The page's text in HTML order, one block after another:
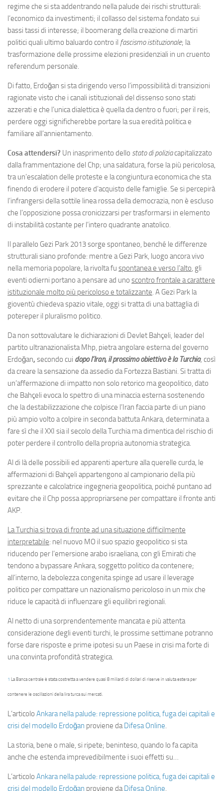
regime che si sta addentrando nella palude dei rischi strutturali:
l’economico da investimenti; il collasso del sistema fondato sui
bassi tassi di interesse; il boomerang della creazione di martiri
politici quali ultimo baluardo contro il fascismo istituzionale; la
trasformazione delle prossime elezioni presidenziali in un cruento
referendum personale.
Di fatto, Erdoğan si sta dirigendo verso l’impossibilità di transizioni
ragionate visto che i canali istituzionali del dissenso sono stati
azzerati e che l’unica dialettica è quella da dentro o fuori; per il reis,
perdere oggi significherebbe portare la sua eredità politica e
familiare all’annientamento.
Cosa attendersi? Un inasprimento dello stato di poliziacapitalizzato
dalla frammentazione del Chp; una saldatura, forse la più pericolosa,
tra un’escalation delle proteste e la congiuntura economica che sta
finendo di erodere il potere d’acquisto delle famiglie. Se si percepirà
l’infrangersi della sottile linea rossa della democrazia, non è escluso
che l’opposizione possa cronicizzarsi per trasformarsi in elemento
di instabilità costante per l’intero quadrante anatolico.
Il parallelo Gezi Park 2013 sorge spontaneo, benché le differenze
strutturali siano profonde: mentre a Gezi Park, luogo ancora vivo
nella memoria popolare, la rivolta fu spontanea e verso l’alto, gli
eventi odierni portano a pensare ad uno scontro frontale a carattere
istituzionale molto più pericoloso e totalizzante. A Gezi Park la
gioventù chiedeva spazio vitale, oggi si tratta di una battaglia di
potereper il pluralismo politico.
Da non sottovalutare le dichiarazioni di Devlet Bahçeli, leader del
partito ultranazionalista Mhp, pietra angolare esterna del governo
Erdoğan, secondo cui dopo l’Iran, il prossimo obiettivo è la Turchia, così
da creare la sensazione da assedio da Fortezza Bastiani. Si tratta di
un’affermazione di impatto non solo retorico ma geopolitico, dato
che Bahçeli evoca lo spettro di una minaccia esterna sostenendo
che la destabilizzazione che colpisce l’Iran faccia parte di un piano
più ampio volto a colpire in seconda battuta Ankara, determinata a
fare sì che il XXI sia il secolo della Turchia ma dimentica del rischio di
poter perdere il controllo della propria autonomia strategica.
Al di là delle possibili ed apparenti aperture alla querelle curda, le
affermazioni di Bahçeli appartengono al campionario della più
sprezzante e calcolatrice ingegneria geopolitica, poiché puntano ad
evitare che il Chp possa appropriarsene per compattare il fronte anti
AKP.
La Turchia si trova di fronte ad una situazione difficilmente
interpretabile: nel nuovo MO il suo spazio geopolitico si sta
riducendo per l’emersione arabo israeliana, con gli Emirati che
tendono a bypassare Ankara, soggetto politico da contenere;
all’interno, la debolezza congenita spinge ad usare il leverage
politico per compattare un nazionalismo pericoloso in un mix che
riduce le capacità di influenzare gli equilibri regionali.
Al netto di una sorprendentemente mancata e più attenta
considerazione degli eventi turchi, le prossime settimane potranno
forse dare risposte e prime ipotesi su un Paese in crisi ma forte di
una convinta profondità strategica.
1 La Banca centrale è stata costretta a vendere quasi 8 miliardi di dollari di riserve in valuta estera per
contenere le oscillazioni della lira turca sui mercati.
L’articolo Ankara nella palude: repressione politica, fuga dei capitali e
crisi del modello Erdoğan proviene daDifesa Online.
La storia, bene o male, si ripete; beninteso, quando lo fa capita
anche che estenda imprevedibilmente i suoi effetti su…
L’articolo Ankara nella palude: repressione politica, fuga dei capitali e
crisi del modello Erdoğan proviene daDifesa Online.